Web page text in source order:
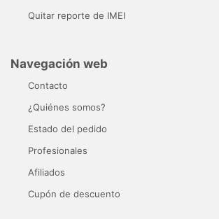
Quitar reporte de IMEI
Navegación web
Contacto
¿Quiénes somos?
Estado del pedido
Profesionales
Afiliados
Cupón de descuento